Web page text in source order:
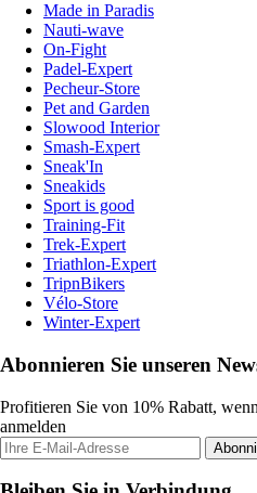
Made in Paradis
Nauti-wave
On-Fight
Padel-Expert
Pecheur-Store
Pet and Garden
Slowood Interior
Smash-Expert
Sneak'In
Sneakids
Sport is good
Training-Fit
Trek-Expert
Triathlon-Expert
TripnBikers
Vélo-Store
Winter-Expert
Abonnieren Sie unseren
Profitieren Sie von 10% Rabatt,
anmelden